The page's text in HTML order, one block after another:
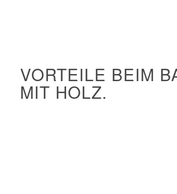
VORTEILE BEIM
MIT HOLZ.